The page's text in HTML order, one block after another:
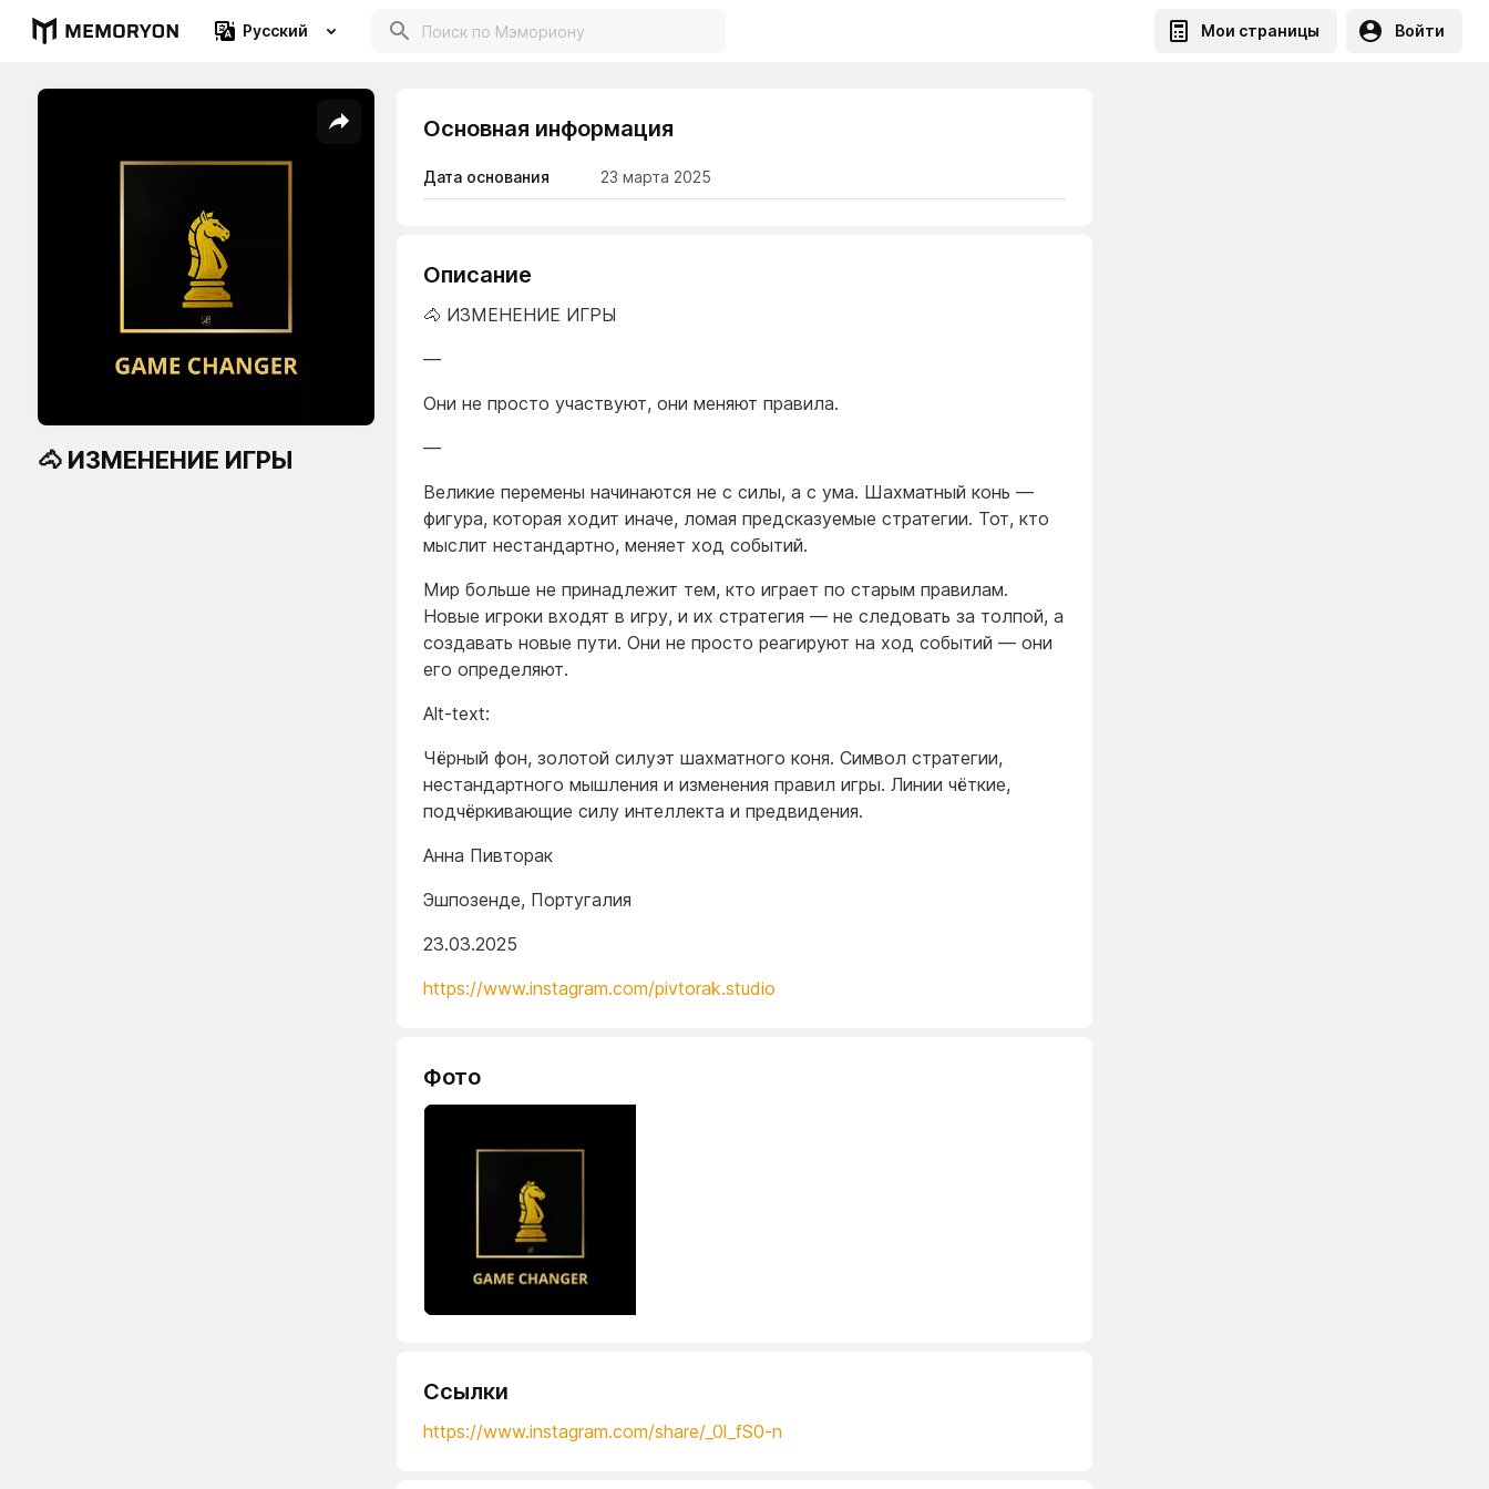
Русский Мои страницы Войти
🐴 ИЗМЕНЕНИЕ ИГРЫ
Основная информация
Дата основания 23 марта 2025
Описание
🐴 ИЗМЕНЕНИЕ ИГРЫ
—
Они не просто участвуют, они меняют правила.
—
Великие перемены начинаются не с силы, а с ума. Шахматный конь —
фигура, которая ходит иначе, ломая предсказуемые стратегии. Тот, кто
мыслит нестандартно, меняет ход событий.
Мир больше не принадлежит тем, кто играет по старым правилам.
Новые игроки входят в игру, и их стратегия — не следовать за толпой, а
создавать новые пути. Они не просто реагируют на ход событий — они
его определяют.
Alt-text:
Чёрный фон, золотой силуэт шахматного коня. Символ стратегии,
нестандартного мышления и изменения правил игры. Линии чёткие,
подчёркивающие силу интеллекта и предвидения.
Анна Пивторак
Эшпозенде, Португалия
23.03.2025
https://www.instagram.com/pivtorak.studio
Фото
Ссылки
https://www.instagram.com/share/_0l_fS0-n